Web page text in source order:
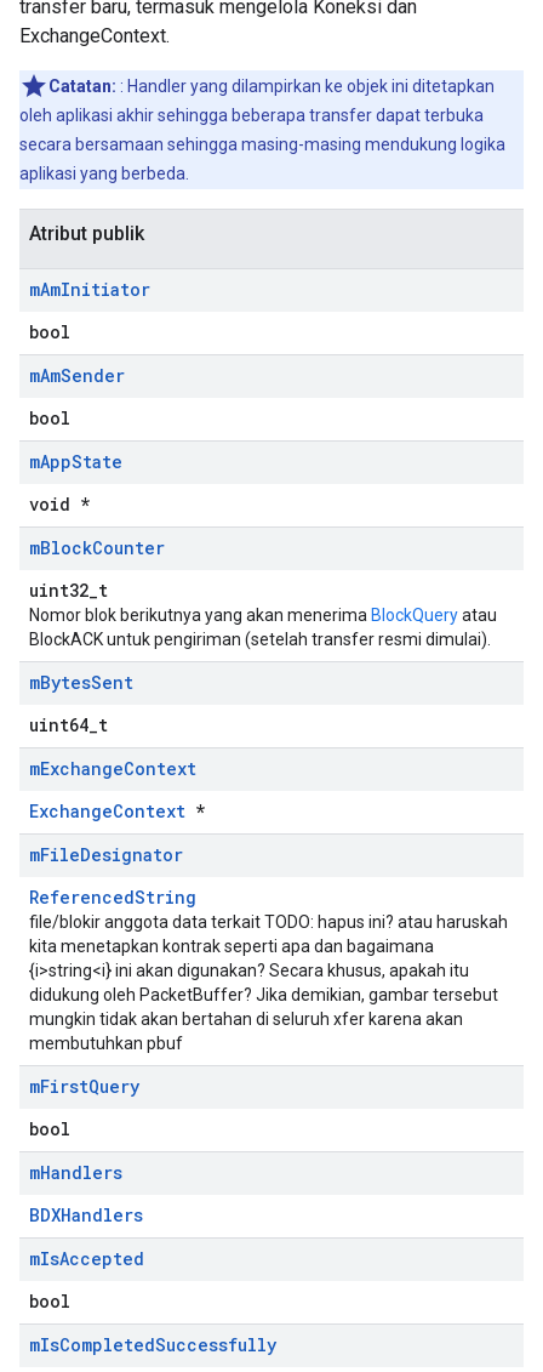
transfer baru, termasuk mengelola Koneksi dan
ExchangeContext.
Catatan: : Handler yang dilampirkan ke objek ini ditetapkan
oleh aplikasi akhir sehingga beberapa transfer dapat terbuka
secara bersamaan sehingga masing-masing mendukung logika
aplikasi yang berbeda.
Atribut publik
mAmInitiator
bool
mAmSender
bool
mAppState
void *
mBlockCounter
uint32_t
Nomor blok berikutnya yang akan menerima BlockQueryatau
BlockACK untuk pengiriman (setelah transfer resmi dimulai).
mBytesSent
uint64_t
mExchangeContext
ExchangeContext *
mFileDesignator
ReferencedString
file/blokir anggota data terkait TODO: hapus ini? atau haruskah
kita menetapkan kontrak seperti apa dan bagaimana
{i>string<i} ini akan digunakan? Secara khusus, apakah itu
didukung oleh PacketBuffer? Jika demikian, gambar tersebut
mungkin tidak akan bertahan di seluruh xfer karena akan
membutuhkan pbuf
mFirstQuery
bool
mHandlers
BDXHandlers
mIsAccepted
bool
mIsCompletedSuccessfully